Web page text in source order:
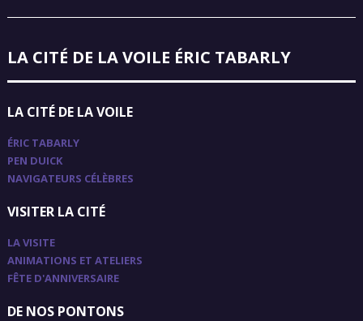
LA CITÉ DE LA VOILE ÉRIC TABARLY
LA CITÉ DE LA VOILE
ÉRIC TABARLY
PEN DUICK
NAVIGATEURS CÉLÈBRES
VISITER LA CITÉ
LA VISITE
ANIMATIONS ET ATELIERS
FÊTE D'ANNIVERSAIRE
DE NOS PONTONS